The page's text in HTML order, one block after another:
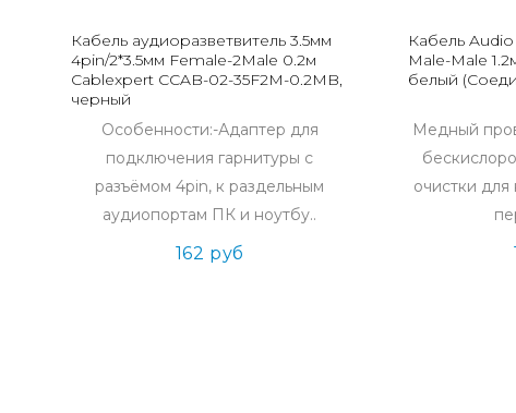
Кабель аудиоразветвитель 3.5мм
4pin/2*3.5мм Female-2Male 0.2м
Cablexpert CCAB-02-35F2M-0.2MB,
черный
Особенности:-Адаптер для
подключения гарнитуры с
разъёмом 4pin, к раздельным
аудиопортам ПК и ноутбу..
162 руб
Кабель
Male-Male
белый
Медный
очистки для